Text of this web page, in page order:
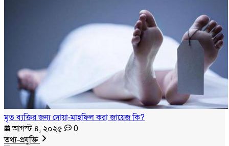
মৃত ব্যক্তির জন্য দোয়া-মাহফিল করা জায়েজ কি?
আগস্ট ৪, ২০২৫
0
তথ্য-প্রযুক্তি